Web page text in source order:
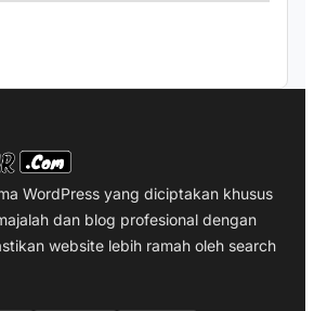
WordPress yang diciptakan khusus
dan blog profesional dengan
website lebih ramah oleh search